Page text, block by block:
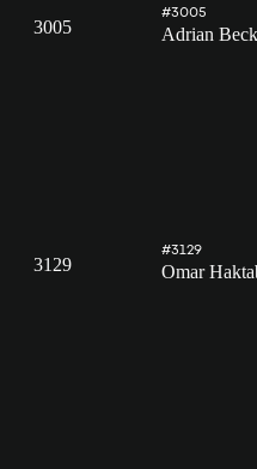
3005
#3005
Adrian Beck
3129
#3129
Omar